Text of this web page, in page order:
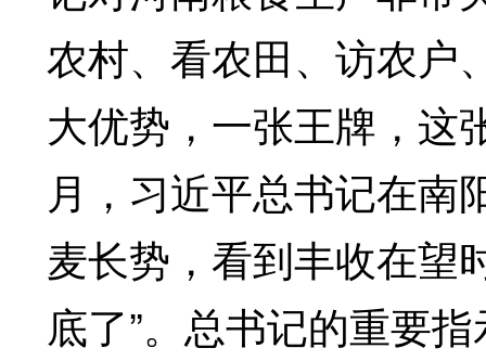
农村、看农田、访农户
大优势，一张王牌，这
月，习近平总书记在南
麦长势，看到丰收在望
底了”。总书记的重要